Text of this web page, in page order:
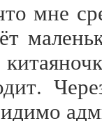
мне